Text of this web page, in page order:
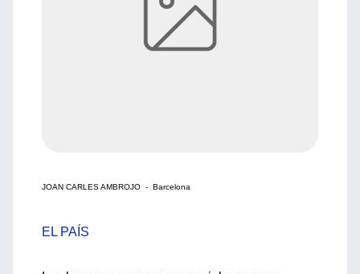
JOAN CARLES AMBROJO - Barcelona
EL PAÍS